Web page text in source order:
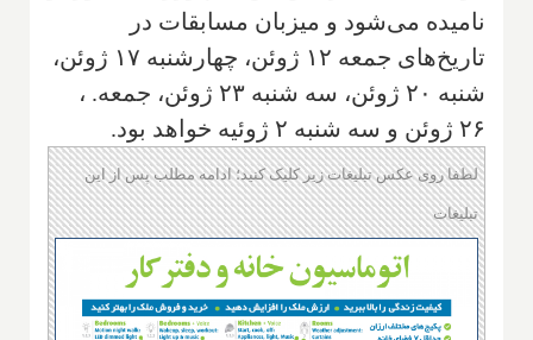
نامیده می‌شود و میزبان مسابقات در
تاریخ‌های جمعه ۱۲ ژوئن، چهارشنبه ۱۷ ژوئن،
شنبه ۲۰ ژوئن، سه شنبه ۲۳ ژوئن، جمعه. ،
۲۶ ژوئن و سه شنبه ۲ ژوئیه خواهد بود.
لطفا روی عکس تبلیغات زیر کلیک کنید؛ ادامه مطلب پس از این
تبلیغات